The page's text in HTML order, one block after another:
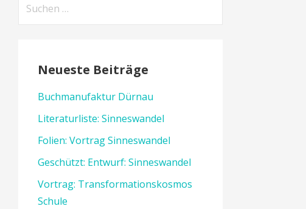
Neueste Beiträge
Buchmanufaktur Dürnau
Literaturliste: Sinneswandel
Folien: Vortrag Sinneswandel
Geschützt: Entwurf: Sinneswandel
Vortrag: Transformationskosmos
Schule